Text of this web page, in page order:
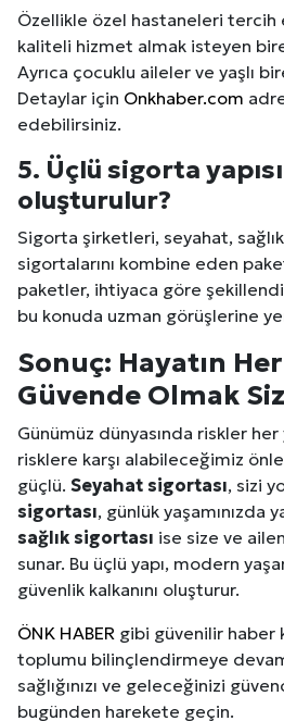
Özellikle özel hastaneleri tercih
kaliteli hizmet almak isteyen
Ayrıca çocuklu aileler ve yaşlı
Detaylar için Onkhaber.com
edebilirsiniz.
5. Üçlü sigorta
oluşturulur?
Sigorta şirketleri, seyahat,
sigortalarını kombine eden
paketler, ihtiyaca göre
bu konuda uzman görüşlerine
Sonuç: Hayatın
Güvende Olmak
Günümüz dünyasında riskler
risklere karşı alabileceğimiz
güçlü. Seyahat sigortası, sizi
sigortası, günlük yaşamınızda
sağlık sigortası ise size ve
sunar. Bu üçlü yapı, modern
güvenlik kalkanını oluşturur.
ÖNK HABER gibi güvenilir haber
toplumu bilinçlendirmeye
sağlığınızı ve geleceğinizi
bugünden harekete geçin.
Site İçi (On-Page) SEO